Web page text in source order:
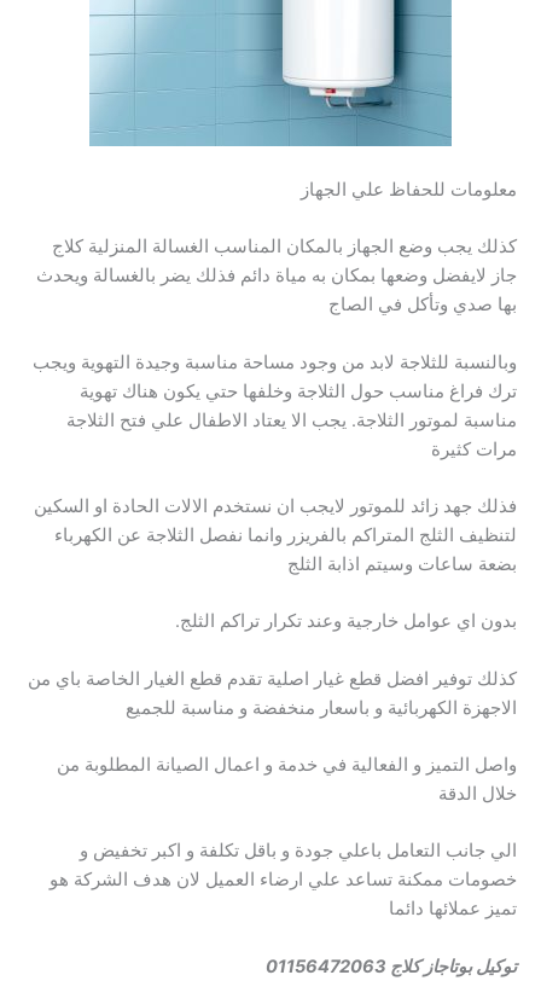
معلومات للحفاظ علي الجهاز
كذلك يجب وضع الجهاز بالمكان المناسب الغسالة المنزلية كلاج
جاز لايفضل وضعها بمكان به مياة دائم فذلك يضر بالغسالة ويحدث
بها صدي وتأكل في الصاج
وبالنسبة للثلاجة لابد من وجود مساحة مناسبة وجيدة التهوية ويجب
ترك فراغ مناسب حول الثلاجة وخلفها حتي يكون هناك تهوية
مناسبة لموتور الثلاجة. يجب الا يعتاد الاطفال علي فتح الثلاجة
مرات كثيرة
فذلك جهد زائد للموتور لايجب ان نستخدم الالات الحادة او السكين
لتنظيف الثلج المتراكم بالفريزر وانما نفصل الثلاجة عن الكهرباء
بضعة ساعات وسيتم اذابة الثلج
بدون اي عوامل خارجية وعند تكرار تراكم الثلج.
كذلك توفير افضل قطع غيار اصلية تقدم قطع الغيار الخاصة باي من
الاجهزة الكهربائية و باسعار منخفضة و مناسبة للجميع
واصل التميز و الفعالية في خدمة و اعمال الصيانة المطلوبة من
خلال الدقة
الي جانب التعامل باعلي جودة و باقل تكلفة و اكبر تخفيض و
خصومات ممكنة تساعد علي ارضاء العميل لان هدف الشركة هو
تميز عملائها دائما
توكيل بوتاجاز كلاج 01156472063